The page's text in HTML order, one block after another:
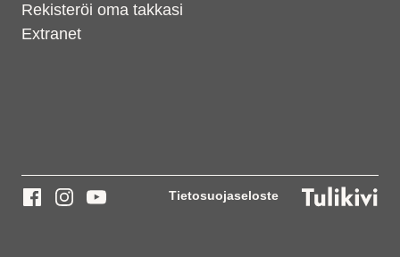
Rekisteröi oma takkasi
Extranet
Tietosuojaseloste